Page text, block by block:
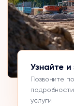
Узнайте
Позвоните
услуги.